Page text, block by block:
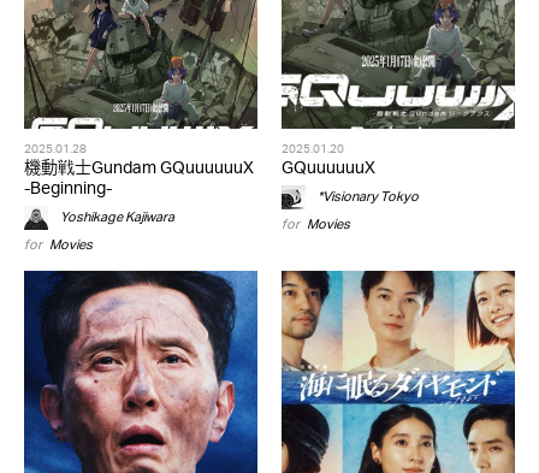
2025.01.28
機動戦士Gundam GQuuuuuuX
-Beginning-
Yoshikage Kajiwara
for Movies
2025.01.20
GQuuuuuuX
*Visionary Tokyo
for Movies